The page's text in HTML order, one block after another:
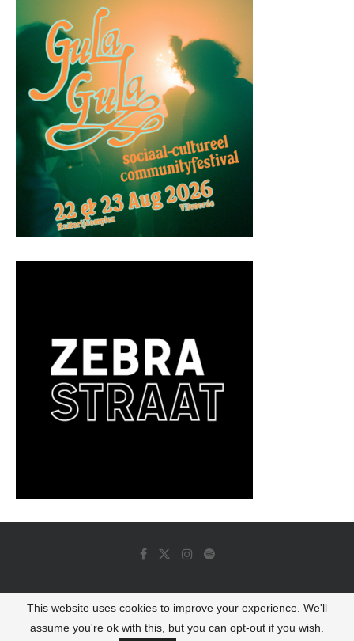
© 2022 - Luminous Dash All Rights Reserved
This website uses cookies to improve your experience. We'll
assume you're ok with this, but you can opt-out if you wish.